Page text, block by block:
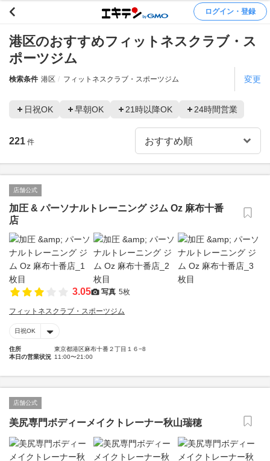
ログイン・登録
港区のおすすめフィットネスクラブ・ス
ポーツジム
検索条件 港区 フィットネスクラブ・スポーツジム 変更
日祝OK 早朝OK 21時以降OK 24時間営業
221 件
店舗公式
加圧 & パーソナルトレーニング ジム Oz 麻布十番
店
3.05 写真 5枚
フィットネスクラブ・スポーツジム
日祝OK
住所
東京都港区麻布十番２丁目１６−8
本日の営業状況 11:00〜21:00
店舗公式
美尻専門ボディーメイクトレーナー秋山瑞穂